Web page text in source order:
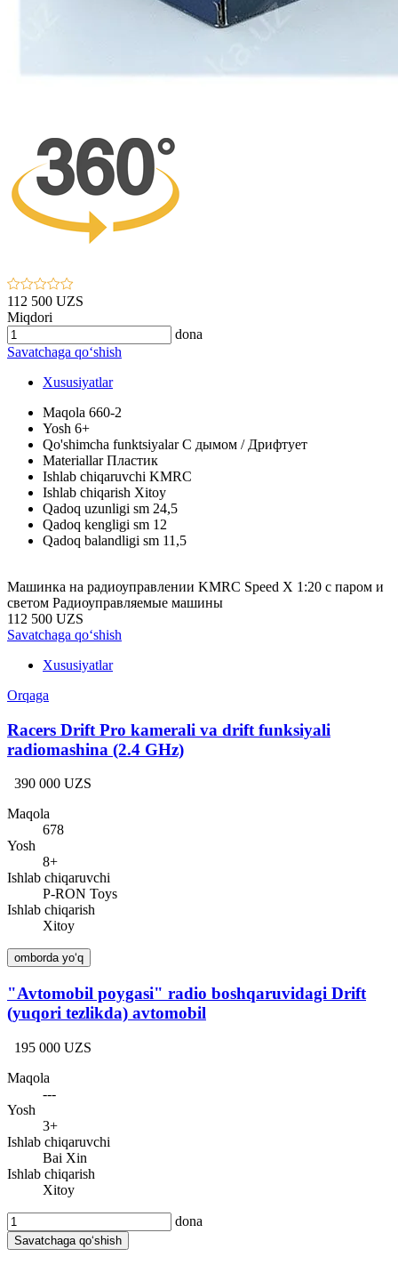
112 500 UZS
Miqdori
dona
Savatchaga qo‘shish
Xususiyatlar
Maqola 660-2
Yosh 6+
Qo'shimcha funktsiyalarC дымом / Дрифтует
MateriallarПластик
Ishlab chiqaruvchi KMRC
Ishlab chiqarish Xitoy
Qadoq uzunligi sm 24,5
Qadoq kengligi sm 12
Qadoq balandligi sm 11,5
Машинка на радиоуправлении KMRC Speed X 1:20 с паром и
светом Радиоуправляемые машины
112 500 UZS
Savatchaga qo‘shish
Xususiyatlar
Orqaga
Racers Drift Pro kamerali va drift funksiyali
radiomashina (2.4 GHz)
390 000 UZS
Maqola
678
Yosh
8+
Ishlab chiqaruvchi
P-RON Toys
Ishlab chiqarish
Xitoy
omborda yo‘q
"Avtomobil poygasi" radio boshqaruvidagi Drift
(yuqori tezlikda) avtomobil
195 000 UZS
Maqola
---
Yosh
3+
Ishlab chiqaruvchi
Bai Xin
Ishlab chiqarish
Xitoy
dona
Savatchaga qo‘shish